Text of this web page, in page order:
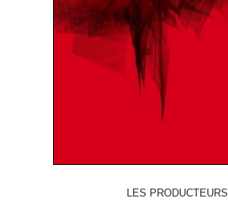
LES PRODUCTEURS